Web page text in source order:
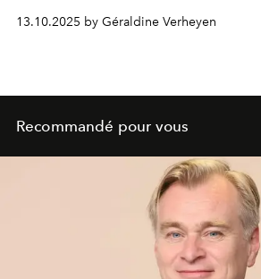
n’est plus une école : c’est une attitude.
13.10.2025 by Géraldine Verheyen
Recommandé pour vous